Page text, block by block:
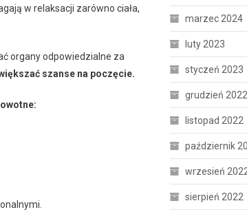
w relaksacji zarówno ciała,
organy odpowiedzialne za
szanse na poczęcie.
marzec 2024
luty 2023
styczeń 2023
grudzień 2022
listopad 2022
październik
wrzesień
sierpień 2022